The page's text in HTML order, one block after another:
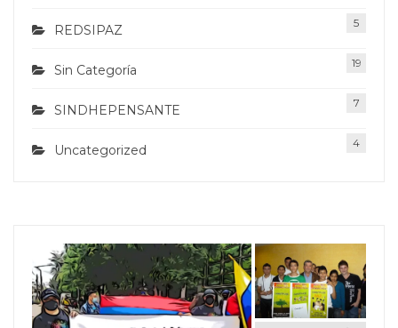
REDSIPAZ 5
Sin Categoría 19
SINDHEPENSANTE 7
Uncategorized 4